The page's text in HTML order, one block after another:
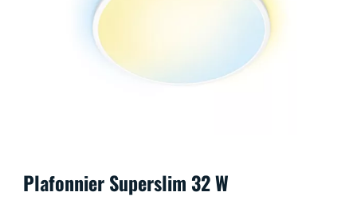
Plafonnier Superslim 32 W